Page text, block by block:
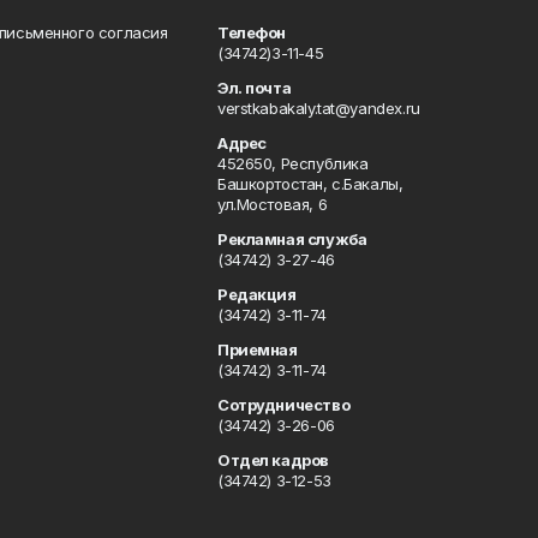
согласия
Телефон
(34742)3-11-45
Эл. почта
verstkabakaly.tat@yandex.ru
Адрес
452650, Республика
Башкортостан, с.Бакалы,
ул.Мостовая, 6
Рекламная служба
(34742) 3-27-46
Редакция
(34742) 3-11-74
Приемная
(34742) 3-11-74
Сотрудничество
(34742) 3-26-06
Отдел кадров
(34742) 3-12-53